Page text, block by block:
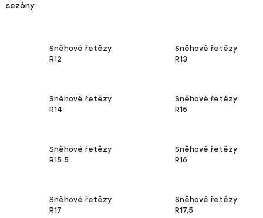
sezóny.
Sněhové řetězy
R12
Sněhové řetězy
R13
Sněhové řetězy
R14
Sněhové řetězy
R15
Sněhové řetězy
R15,5
Sněhové řetězy
R16
Sněhové řetězy
R17
Sněhové řetězy
R17,5